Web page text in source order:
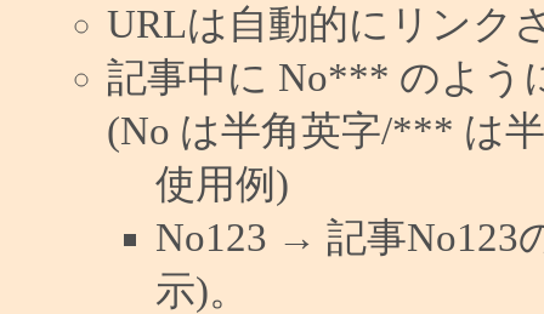
URLは自動的にリンク
記事中に No*** のよう
(No は半角英字/*** は
使用例)
No123 → 記事No123
示)。